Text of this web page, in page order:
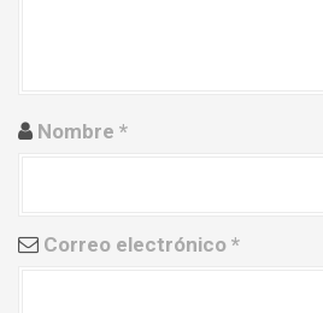
t
a
Nombre *
Correo electrónico *